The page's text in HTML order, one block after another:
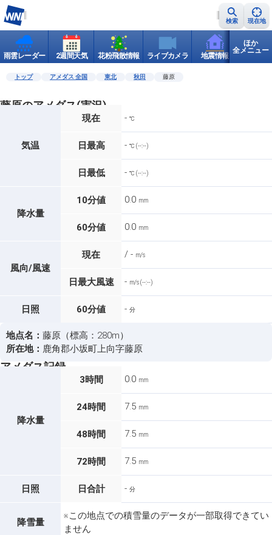
検索 現在地
雨雲レーダー 2週間天気 花粉飛散情報 ライブカメラ 地震情報 世界天
ほか
全メニュー
トップ アメダス 全国 東北 秋田 藤原
藤原のアメダス(実況)
気温
現在 - ℃
日最高 - ℃ (--:--)
日最低 - ℃ (--:--)
降水量
10分値 0.0 mm
60分値 0.0 mm
風向/風速
現在 / - m/s
日最大風速 - m/s (--:--)
日照 60分値 - 分
地点名： 藤原（標高：280m）
所在地： 鹿角郡小坂町上向字藤原
アメダス記録
降水量
3時間 0.0 mm
24時間 7.5 mm
48時間 7.5 mm
72時間 7.5 mm
日照 日合計 - 分
降雪量
※この地点での積雪量のデータが一部取得できてい
ません